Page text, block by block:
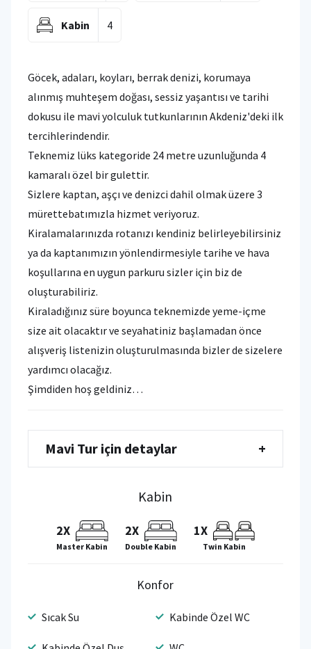
Kabin 4
Göcek, adaları, koyları, berrak denizi, korumaya
alınmış muhteşem doğası, sessiz yaşantısı ve tarihi
dokusu ile mavi yolculuk tutkunlarının Akdeniz'deki ilk
tercihlerindendir.
Teknemiz lüks kategoride 24 metre uzunluğunda 4
kamaralı özel bir gulettir.
Sizlere kaptan, aşçı ve denizci dahil olmak üzere 3
mürettebatımızla hizmet veriyoruz.
Kiralamalarınızda rotanızı kendiniz belirleyebilirsiniz
ya da kaptanımızın yönlendirmesiyle tarihe ve hava
koşullarına en uygun parkuru sizler için biz de
oluşturabiliriz.
Kiraladığınız süre boyunca teknemizde yeme-içme
size ait olacaktır ve seyahatiniz başlamadan önce
alışveriş listenizin oluşturulmasında bizler de sizelere
yardımcı olacağız.
Şimdiden hoş geldiniz…
Mavi Tur için detaylar +
Kabin
2X
Master Kabin
2X
Double Kabin
1X
Twin Kabin
Konfor
Sıcak Su Kabinde Özel WC